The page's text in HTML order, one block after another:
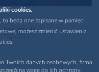
cookies.
to będą one zapisane w pamięci
możesz zmienić ustawienia
Twoich danych osobowych, firma
wagę do ich ochrony,